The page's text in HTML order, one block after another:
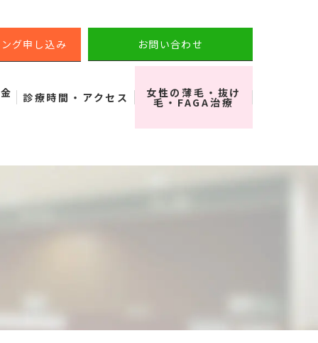
お問い合わせ
グ申し込み
診療時間・アクセス 女性の薄毛・抜け
毛・FAGA治療